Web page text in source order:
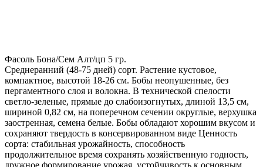
Фасоль Бона/Сем Алт/цп 5 гр.
Среднеранний (48-75 дней) сорт. Растение кустовое,
компактное, высотой 18-26 см. Бобы неопушенные, без
пергаментного слоя и волокна. В технической спелости
светло-зеленые, прямые до слабоизогнутых, длиной 13,5 см,
шириной 0,82 см, на поперечном сечении округлые, верхушка
заостренная, семена белые. Бобы обладают хорошим вкусом и
сохраняют твердость в консервированном виде Ценность
сорта: стабильная урожайность, способность
продолжительное время сохранять хозяйственную годность,
дружное формирование урожая, устойчивость к основным